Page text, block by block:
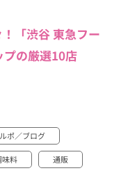
「渋谷 東急フー
プの厳選10店
ルポ／ブログ
味料 通販